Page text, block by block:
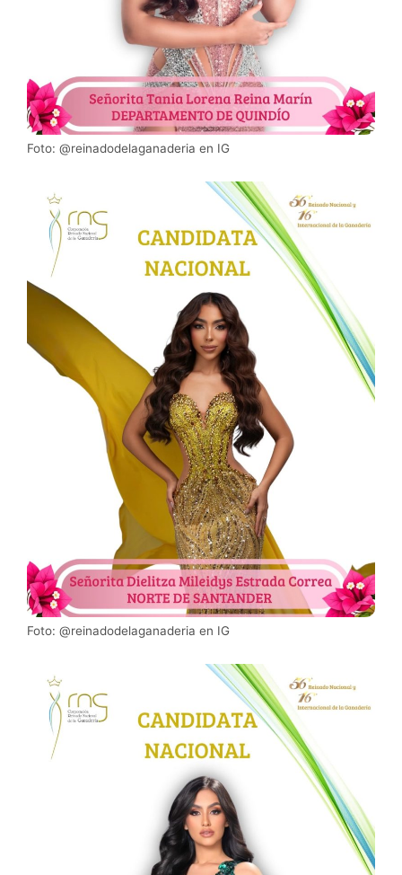
Foto: @reinadodelaganaderia en IG
Foto: @reinadodelaganaderia en IG